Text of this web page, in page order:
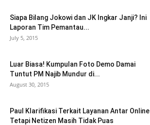
Siapa Bilang Jokowi dan JK Ingkar Janji? Ini
Laporan Tim Pemantau...
July 5, 2015
Luar Biasa! Kumpulan Foto Demo Damai
Tuntut PM Najib Mundur di...
August 30, 2015
Paul Klarifikasi Terkait Layanan Antar Online
Tetapi Netizen Masih Tidak Puas